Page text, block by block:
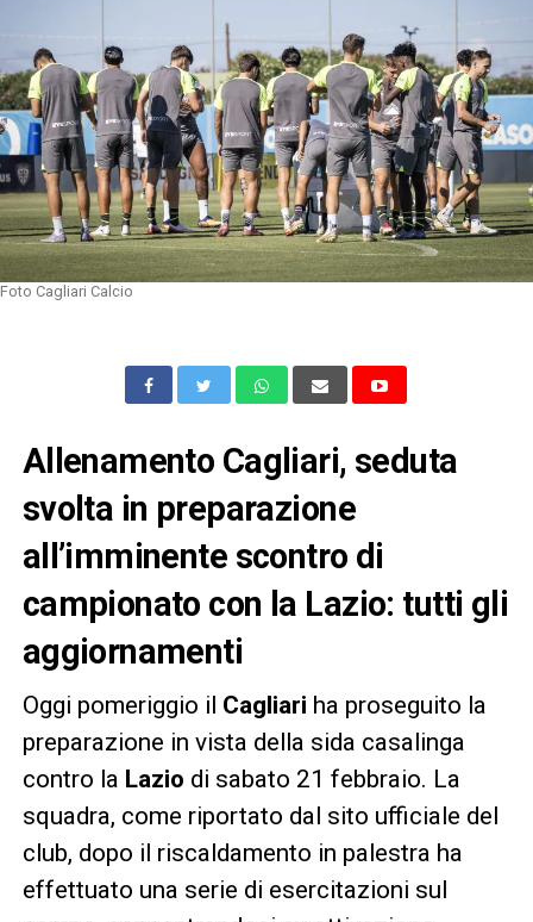
Foto Cagliari Calcio
Allenamento Cagliari, seduta
svolta in preparazione
all’imminente scontro di
campionato con la Lazio: tutti gli
aggiornamenti
Oggi pomeriggio il Cagliari ha proseguito la
preparazione in vista della sida casalinga
contro la Lazio di sabato 21 febbraio. La
squadra, come riportato dal sito ufficiale del
club, dopo il riscaldamento in palestra ha
effettuato una serie di esercitazioni sul